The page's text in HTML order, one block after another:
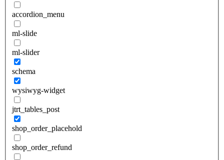
accordion_menu
ml-slide
ml-slider
schema
wysiwyg-widget
jtrt_tables_post
shop_order_placehold
shop_order_refund